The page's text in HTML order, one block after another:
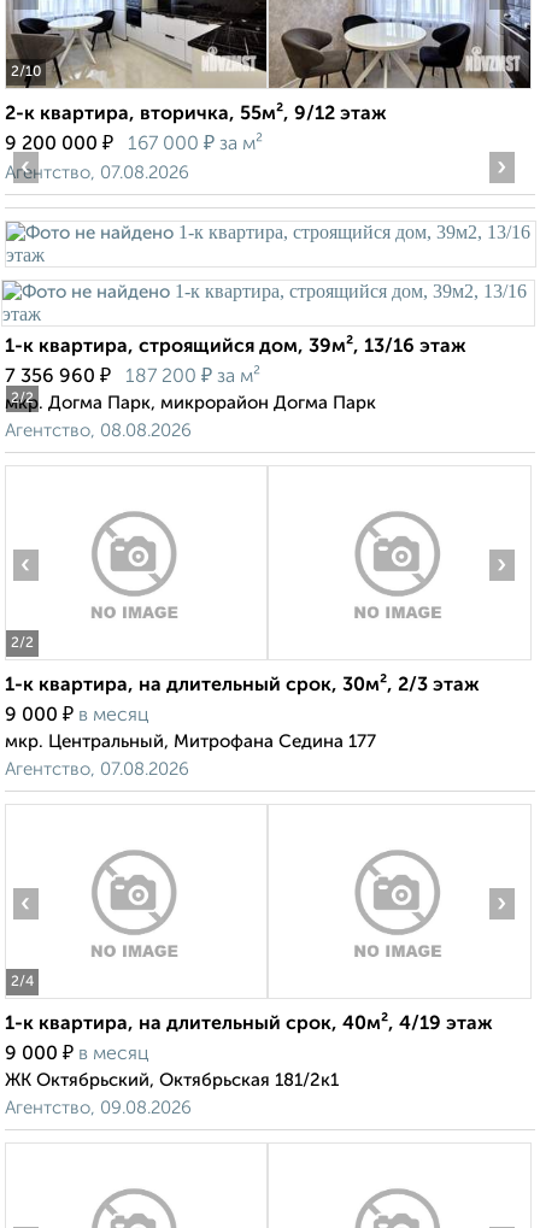
2/10
2-к квартира, вторичка, 55м², 9/12 этаж
9 200 000 ₽ 167 000 ₽ за м²
Агентство, 07.08.2026
2/2
‹ ›
1-к квартира, строящийся дом, 39м², 13/16 этаж
7 356 960 ₽ 187 200 ₽ за м²
мкр. Догма Парк, микрорайон Догма Парк
Агентство, 08.08.2026
2/2
‹ ›
1-к квартира, на длительный срок, 30м², 2/3 этаж
9 000 ₽ в месяц
мкр. Центральный, Митрофана Седина 177
Агентство, 07.08.2026
2/4
‹ ›
1-к квартира, на длительный срок, 40м², 4/19 этаж
9 000 ₽ в месяц
ЖК Октябрьский, Октябрьская 181/2к1
Агентство, 09.08.2026